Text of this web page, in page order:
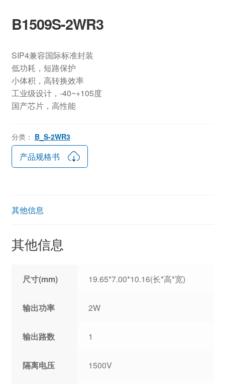
B1509S-2WR3
SIP4兼容国际标准封装
低功耗，短路保护
小体积，高转换效率
工业级设计，-40~+105度
国产芯片，高性能
分类： B_S-2WR3
产品规格书
其他信息
其他信息
尺寸(mm) 19.65*7.00*10.16(长*高*宽)
输出功率 2W
输出路数 1
隔离电压 1500V